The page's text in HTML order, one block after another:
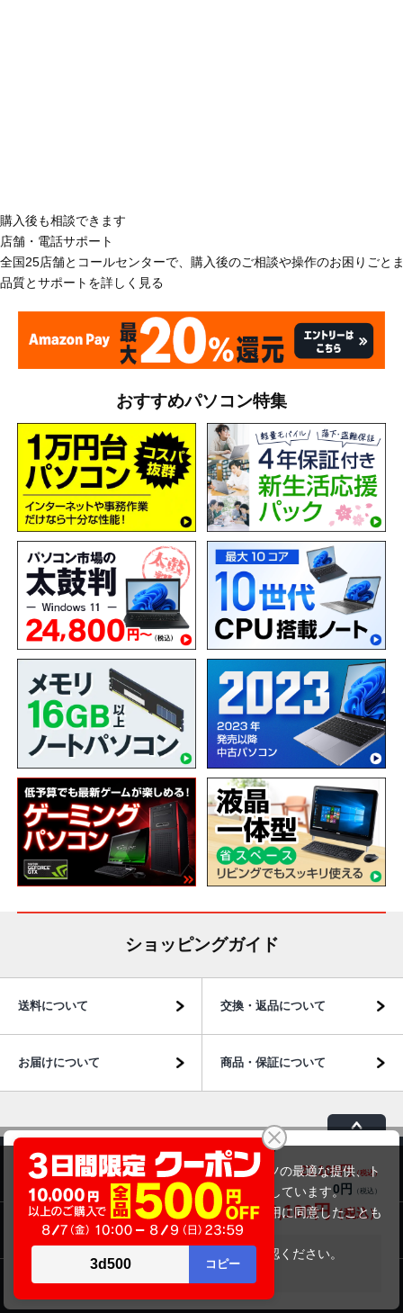
Lenovo ideapad 330-15IKB（第8世代CPU）
商品価格(税込) 23,100円
オプション小計価格(税込)
0円
商品合計価格(税込)
23,100円
在庫がありません
購入後も相談できます
店舗・電話サポート
全国25店舗とコールセンターで、購入後のご相談や操作のお困りごと
品質とサポートを詳しく見る
おすすめパソコン特集
ショッピングガイド
送料について 交換・返品について
お届けについて 商品・保証について
商品のご案内
パソコン市場について
パソコン販売以外のサービス
当サイトでは利用体験の向上およびコンテンツの最適な提供、ト
ラフィックの分析を目的としてCookieを使用しています。
サイトの閲覧を継続された場合、Cookieの利用に同意したことも
のといたします。
をご確認ください。
承諾する